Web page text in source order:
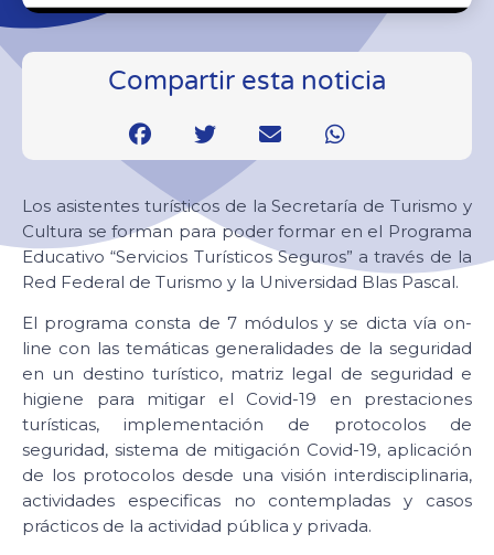
Compartir esta noticia
Los asistentes turísticos de la Secretaría de Turismo y
Cultura se forman para poder formar en el Programa
Educativo “Servicios Turísticos Seguros” a través de la
Red Federal de Turismo y la Universidad Blas Pascal.
El programa consta de 7 módulos y se dicta vía on-
line con las temáticas generalidades de la seguridad
en un destino turístico, matriz legal de seguridad e
higiene para mitigar el Covid-19 en prestaciones
turísticas, implementación de protocolos de
seguridad, sistema de mitigación Covid-19, aplicación
de los protocolos desde una visión interdisciplinaria,
actividades especificas no contempladas y casos
prácticos de la actividad pública y privada.